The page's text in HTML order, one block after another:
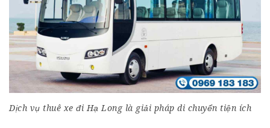
Dịch vụ thuê xe đi Hạ Long là giải pháp di chuyển tiện ích